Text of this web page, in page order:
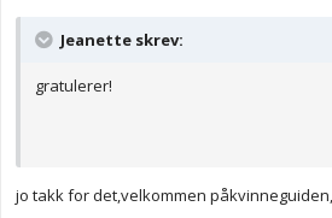
Jeanette skrev:
gratulerer!
jo takk for det,velkommen